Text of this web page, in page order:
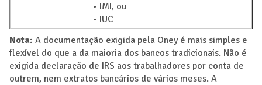
• IMI, ou
• IUC
Nota: A documentação exigida pela Oney é mais simples e
flexível do que a da maioria dos bancos tradicionais. Não é
exigida declaração de IRS aos trabalhadores por conta de
outrem, nem extratos bancários de vários meses. A